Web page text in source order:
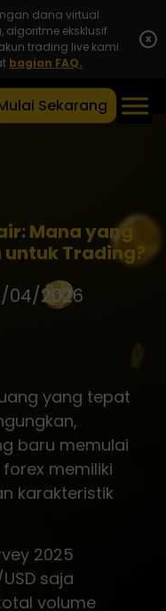
dana virtual
algoritme eksklusif
trading live kami.
bagian FAQ.
x
Sekarang
Mana yang
Trading?
04/2026
yang tepat
baru memulai
memiliki
karakteristik
2025
saja
volume